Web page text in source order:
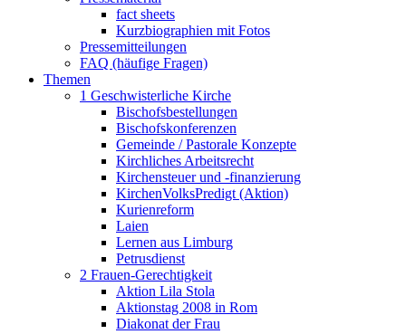
fact sheets
Kurzbiographien mit Fotos
Pressemitteilungen
FAQ (häufige Fragen)
Themen
1 Geschwisterliche Kirche
Bischofsbestellungen
Bischofskonferenzen
Gemeinde / Pastorale Konzepte
Kirchliches Arbeitsrecht
Kirchensteuer und -finanzierung
KirchenVolksPredigt (Aktion)
Kurienreform
Laien
Lernen aus Limburg
Petrusdienst
2 Frauen-Gerechtigkeit
Aktion Lila Stola
Aktionstag 2008 in Rom
Diakonat der Frau